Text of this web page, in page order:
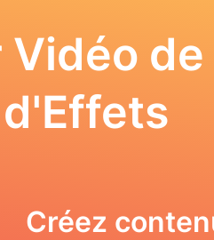
Vidéo
d'Effets
Créez